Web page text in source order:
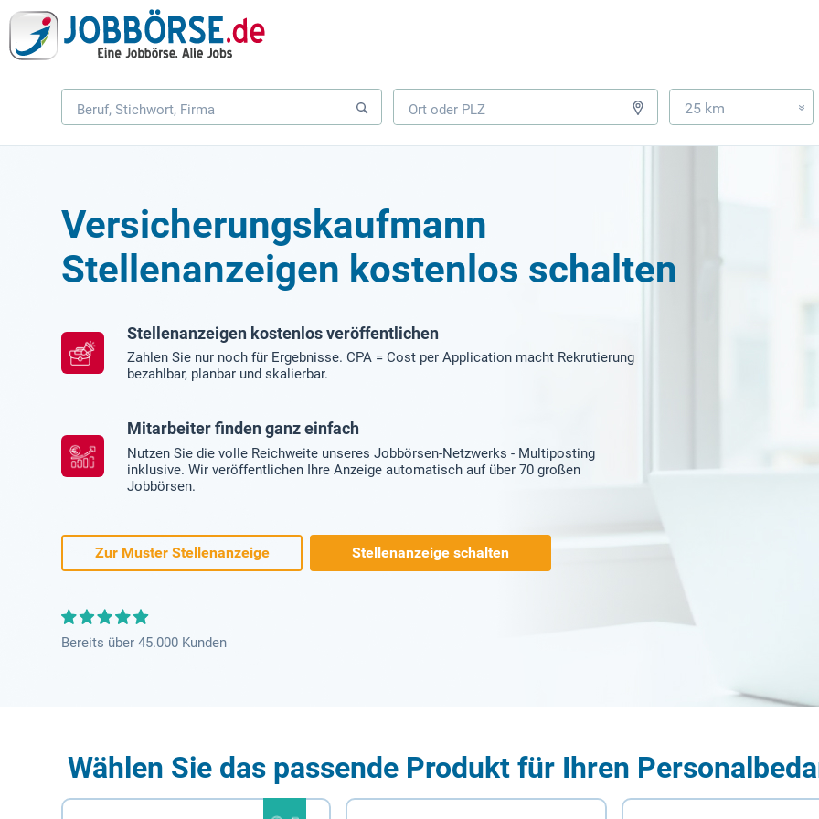
25 km »
Versicherungskaufmann
Stellenanzeigen kostenlos schalten
Stellenanzeigen kostenlos veröffentlichen
Zahlen Sie nur noch für Ergebnisse. CPA = Cost per Application macht Rekrutierung
bezahlbar, planbar und skalierbar.
Mitarbeiter finden ganz einfach
Nutzen Sie die volle Reichweite unseres Jobbörsen-Netzwerks - Multiposting
inklusive. Wir veröffentlichen Ihre Anzeige automatisch auf über 70 großen
Jobbörsen.
Zur Muster Stellenanzeige Stellenanzeige schalten
Bereits über 45.000 Kunden
Wählen Sie das passende Produkt für Ihren